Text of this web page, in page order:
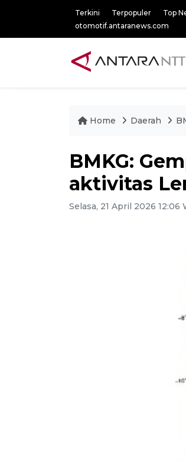
Terkini Terpopuler Top
otomotif.antaranews.com
Home Daerah
BMKG:
aktivitas
Selasa, 21 April 2026 12:06